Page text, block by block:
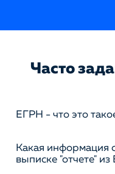
Часто
ЕГРН - что это
Какая информация
выписке "отчете"